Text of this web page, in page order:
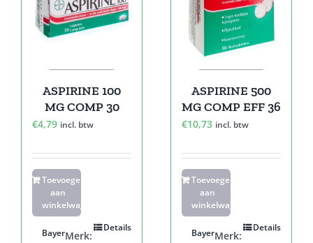
ASPIRINE 100
MG COMP 30
€4,79 incl. btw
Toevoegen
aan
winkelwagen
Details
Merk:
Bayer
ASPIRINE 500
MG COMP EFF 36
€10,73 incl. btw
Toevoegen
aan
winkelwagen
Details
Merk:
Bayer